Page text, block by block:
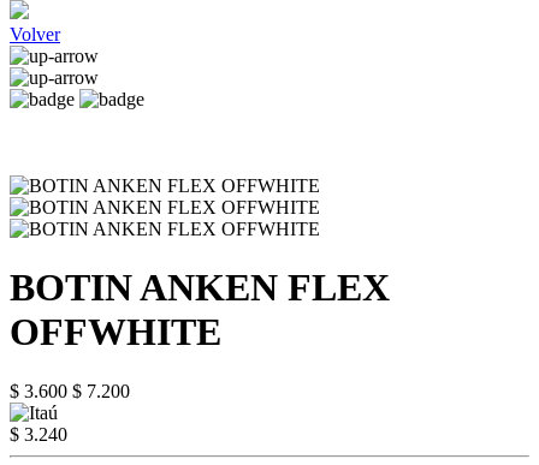
Volver
BOTIN ANKEN FLEX
OFFWHITE
$ 3.600 $ 7.200
$ 3.240